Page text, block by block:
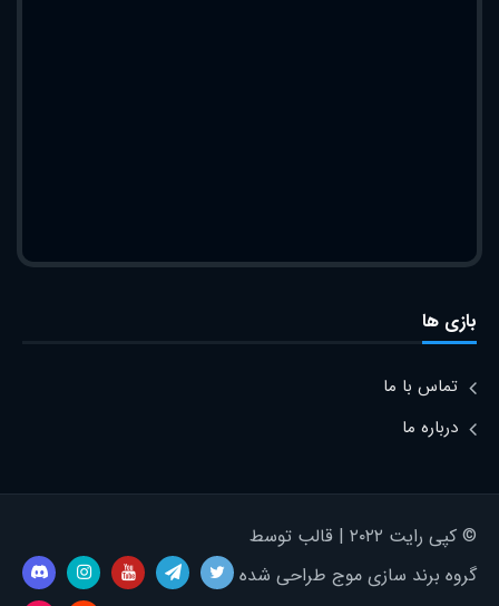
بازی ها
تماس با ما
درباره ما
© کپی رایت ۲۰۲۲ | قالب توسط
گروه برند سازی موج طراحی شده